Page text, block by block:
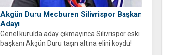
Akgün Duru Mecburen Silivrispor Başkan
Adayı
Genel kurulda aday çıkmayınca Silivrispor eski
başkanı Akgün Duru taşın altına elini koydu!